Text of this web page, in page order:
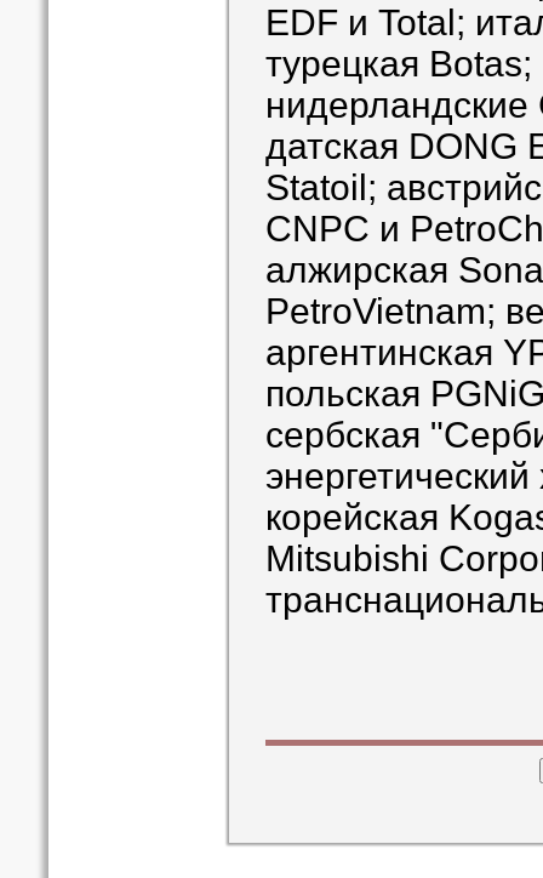
EDF и Total;
турецкая
нидерландские
датская DONG
Statoil;
CNPC и
алжирская
PetroVietnam;
аргентинская
польская
сербская
корейская
Mitsubishi